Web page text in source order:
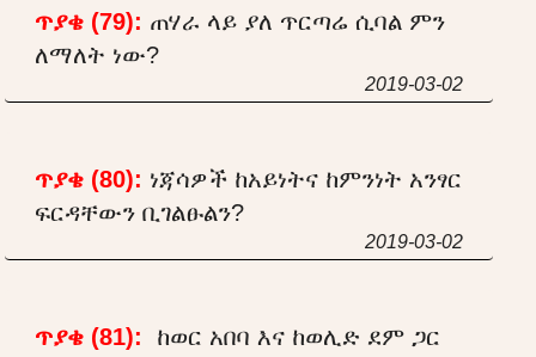
ጥያቄ (79): ጠሃራ ላይ ያለ ጥርጣሬ ሲባል ምን
ለማለት ነው?
2019-03-02
ጥያቄ (80): ነጃሳዎች ከአይነትና ከምንነት አንፃር
ፍርዳቸውን ቢገልፁልን?
2019-03-02
ጥያቄ (81):
ከወር አበባ እና ከወሊድ ደም ጋር